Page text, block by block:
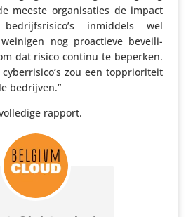
meeste orga­ni­sa­ties de impact
inmiddels wel
nog proac­tieve bevei­li­
dat risico continu te beperken.
zou een toppri­o­ri­teit
bedrijven.”
rapport.